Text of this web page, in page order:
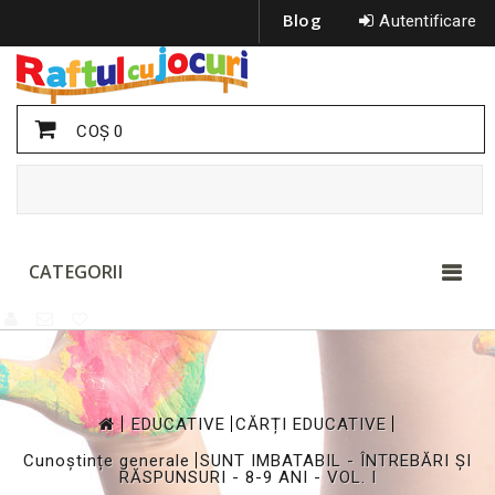
Autentificare
Blog
COŞ0
CATEGORII
EDUCATIVE CĂRȚI EDUCATIVE
Cunoștințe generale
SUNT IMBATABIL - ÎNTREBĂRI ȘI
RĂSPUNSURI - 8-9 ANI - VOL. I